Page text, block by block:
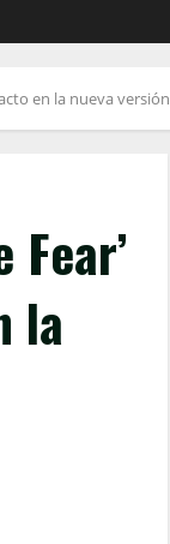
en la nueva versión
la